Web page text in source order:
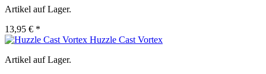
Artikel auf Lager.
13,95 € *
Huzzle Cast Vortex
Artikel auf Lager.